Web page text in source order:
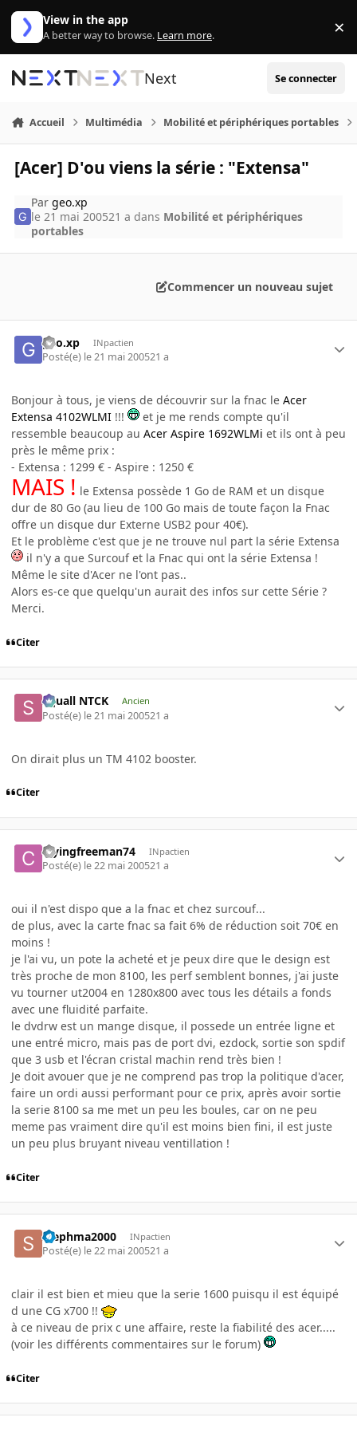
Aller au contenu
View in the app
A better way to browse. Learn more. ×
Next Se connecter
Accueil Multimédia Mobilité et périphériques portables
[Acer] D'ou viens la série : "Extensa"
Pargeo.xp
le 21 mai 200521 a dans Mobilité et périphériques
portables
Commencer un nouveau sujet
geo.xp INpactien
Posté(e) le 21 mai 200521 a
Bonjour à tous, je viens de découvrir sur la fnac le Acer
Extensa 4102WLMI !!!
et je me rends compte qu'il
ressemble beaucoup au Acer Aspire 1692WLMi et ils ont à peu
près le même prix :
- Extensa : 1299 € - Aspire : 1250 €
MAIS ! le Extensa possède 1 Go de RAM et un disque
dur de 80 Go (au lieu de 100 Go mais de toute façon la Fnac
offre un disque dur Externe USB2 pour 40€).
Et le problème c'est que je ne trouve nul part la série Extensa
il n'y a que Surcouf et la Fnac qui ont la série Extensa !
Même le site d'Acer ne l'ont pas..
Alors es-ce que quelqu'un aurait des infos sur cette Série ?
Merci.
Citer
Squall NTCK Ancien
Posté(e) le 21 mai 200521 a
On dirait plus un TM 4102 booster.
Citer
cryingfreeman74 INpactien
Posté(e) le 22 mai 200521 a
oui il n'est dispo que a la fnac et chez surcouf...
de plus, avec la carte fnac sa fait 6% de réduction soit 70€ en
moins !
je l'ai vu, un pote la acheté et je peux dire que le design est
très proche de mon 8100, les perf semblent bonnes, j'ai juste
vu tourner ut2004 en 1280x800 avec tous les détails a fonds
avec une fluidité parfaite.
le dvdrw est un mange disque, il possede un entrée ligne et
une entré micro, mais pas de port dvi, ezdock, sortie son spdif
que 3 usb et l'écran cristal machin rend très bien !
Je doit avouer que je ne comprend pas trop la politique d'acer,
faire un ordi aussi performant pour ce prix, après avoir sortie
la serie 8100 sa me met un peu les boules, car on ne peu
meme pas vraiment dire qu'il est moins bien fini, il est juste
un peu plus bruyant niveau ventillation !
Citer
stephma2000 INpactien
Posté(e) le 22 mai 200521 a
clair il est bien et mieu que la serie 1600 puisqu il est équipé
d une CG x700 !!
à ce niveau de prix c une affaire, reste la fiabilité des acer.....
(voir les différents commentaires sur le forum)
Citer